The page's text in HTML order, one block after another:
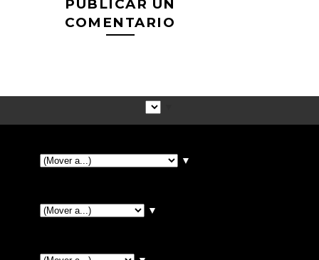
PUBLICAR UN
COMENTARIO
▼
▼